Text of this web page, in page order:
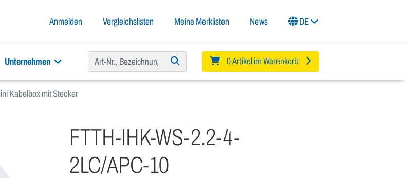
Anmelden Vergleichslisten Meine Merklisten News DE
Unternehmen 0 Artikel im Warenkorb
Kabelbox mit Stecker
FTTH-IHK-WS-2.2-4-
2LC/APC-10